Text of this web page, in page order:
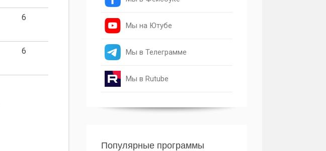
6
6
Мы на Ютубе
Мы в Телеграмме
Мы в Rutube
Популярные программы